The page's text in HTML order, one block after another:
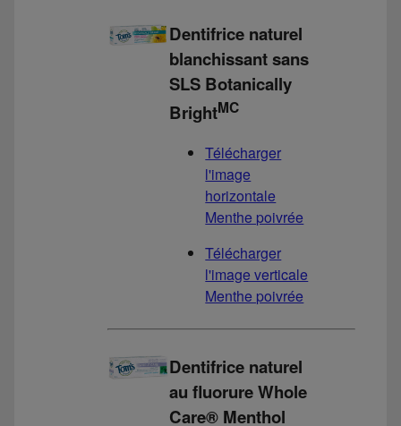
Dentifrice naturel
blanchissant sans
SLS Botanically
BrightMC
Télécharger
l'image
horizontale
Menthe poivrée
Télécharger
l'image verticale
Menthe poivrée
Dentifrice naturel
au fluorure Whole
Care® Menthol